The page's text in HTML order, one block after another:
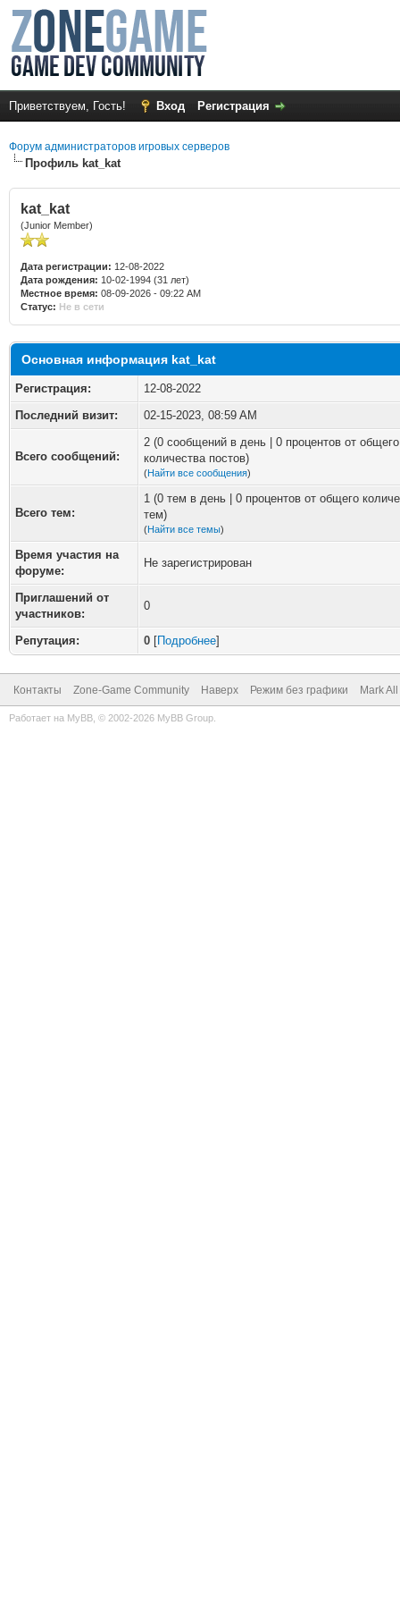
Приветствуем, Гость! Вход Регистрация
Форум администраторов игровых серверов
Профиль kat_kat
kat_kat
(Junior Member)
Дата регистрации: 12-08-2022
Дата рождения: 10-02-1994 (31 лет)
Местное время: 08-09-2026 - 09:22 AM
Статус: Не в сети
Основная информация kat_kat
Регистрация:
12-08-2022
Последний визит:
02-15-2023, 08:59 AM
Всего сообщений:
2 (0 сообщений в день | 0 процентов от общего
количества постов)
(Найти все сообщения)
Всего тем:
1 (0 тем в день | 0 процентов от общего
тем)
(Найти все темы)
Время участия на
форуме:
Не зарегистрирован
Приглашений от
участников:
0
Репутация: 0 [Подробнее]
Контакты Zone-Game Community Наверх Режим без графики Mark
Работает на MyBB , © 2002-2026 MyBB Group